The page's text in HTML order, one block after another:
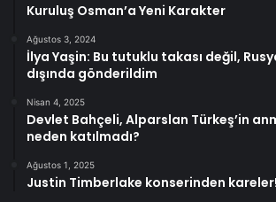
Kuruluş Osman’a Yeni Karakter
Ağustos 3, 2024
İlya Yaşin: Bu tutuklu takası değil,
dışında gönderildim
Nisan 4, 2025
Devlet Bahçeli, Alparslan Türkeş’in
neden katılmadı?
Ağustos 1, 2025
Justin Timberlake konserinden kareler!